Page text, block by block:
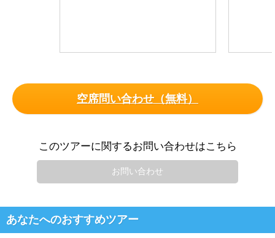
空席問い合わせ（無料）
このツアーに関するお問い合わせはこちら
お問い合わせ
あなたへのおすすめツアー